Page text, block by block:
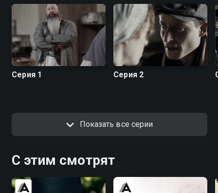
Серия 1 Серия 2
Показать все серии
С этим смотрят